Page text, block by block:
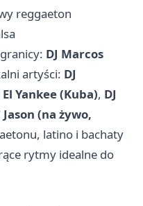
reggaeton
DJ Marcos
artyści: DJ
El Yankee (Kuba), DJ
Jason (na żywo,
latino i bachaty
rytmy idealne do